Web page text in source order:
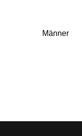
Männer